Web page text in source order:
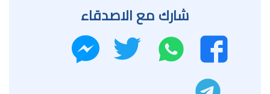
شارك مع الاصدقاء
فيسبوك
واتساب تويتر